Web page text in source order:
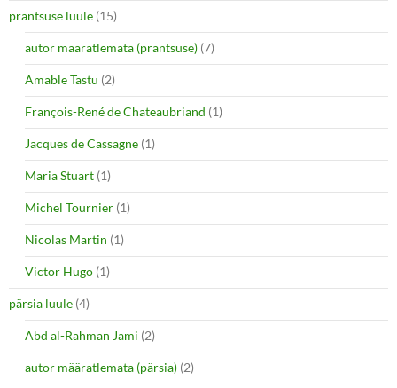
prantsuse luule (15)
autor määratlemata (prantsuse) (7)
Amable Tastu (2)
François-René de Chateaubriand (1)
Jacques de Cassagne (1)
Maria Stuart (1)
Michel Tournier (1)
Nicolas Martin (1)
Victor Hugo (1)
pärsia luule (4)
Abd al-Rahman Jami (2)
autor määratlemata (pärsia) (2)